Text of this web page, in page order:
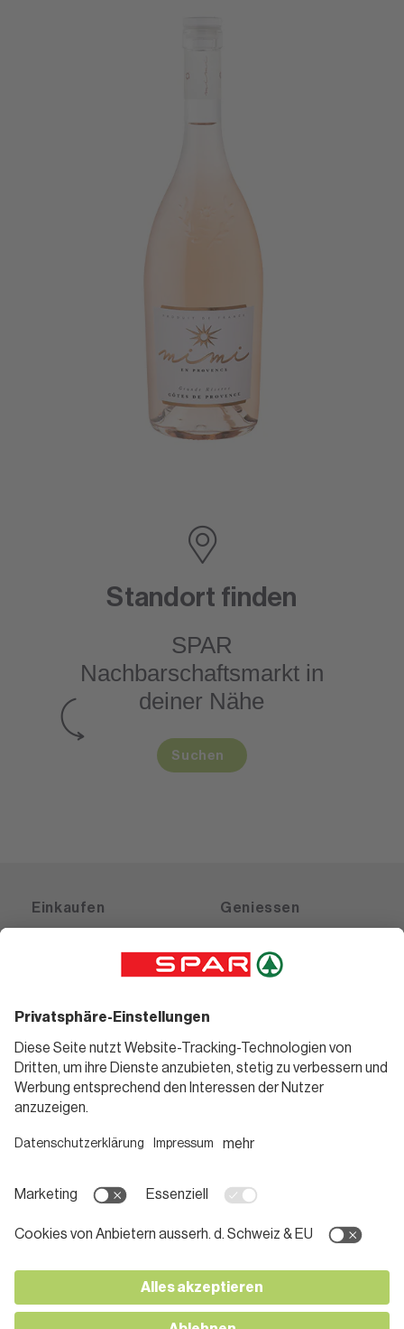
Standort finden
SPAR
Nachbarschaftsmarktin
deiner Nähe
Suchen
Einkaufen
Gutscheine
Geniessen
Weinwelt
Bierwelt
Informieren
Teilnahmebedingungen
Pressemitteilungen
Karriere bei SPAR
Kontakt
Folge uns